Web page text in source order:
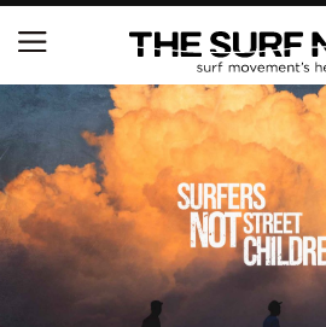
NSAと茅ヶ崎市が包括連携
協定は全国初、サーフィンを
【五十嵐カノア独占インタビ
ックとの豪華プライベートセ
S.ONE ショート＆ロング開幕
橋みなと）